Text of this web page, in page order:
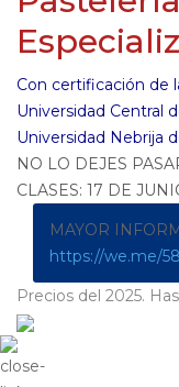
Con certificación de
Universidad Central
Universidad Nebrija
NO LO DEJES
CLASES: 17 DE
MAYOR
https://we.me/
Precios del 2025.